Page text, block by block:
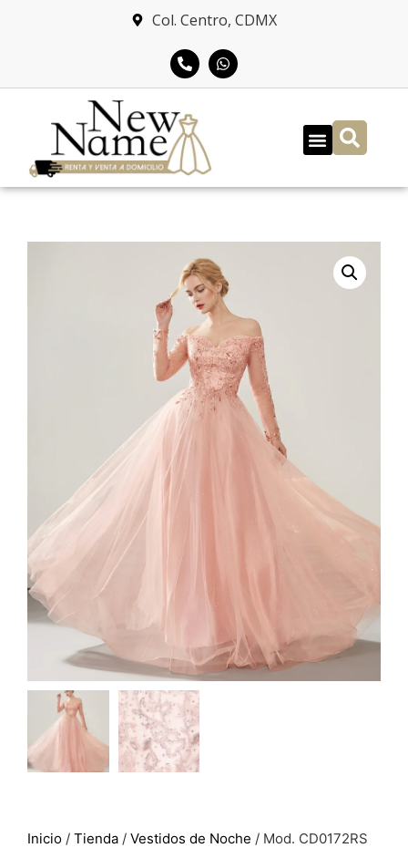
Col. Centro, CDMX
Inicio / Tienda / Vestidos de Noche / Mod. CD0172RS